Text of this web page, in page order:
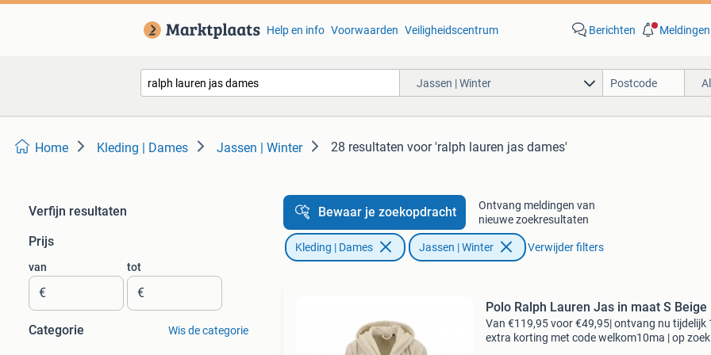
Help en info Voorwaarden Veiligheidscentrum Berichten Meldingen
Jassen | Winter
Home Kleding | Dames Jassen | Winter 28 resultaten voor 'ralph lauren jas dames'
Verfijn resultaten
Prijs
van
€
tot
€
Categorie Wis de categorie
Bewaar je zoekopdracht
Ontvang meldingen van
nieuwe zoekresultaten
Kleding | Dames Jassen | Winter Verwijder filters
Polo Ralph Lauren Jas in maat S Beige
Van €119,95 voor €49,95| ontvang nu tijdelijk
extra korting met code welkom10ma | op